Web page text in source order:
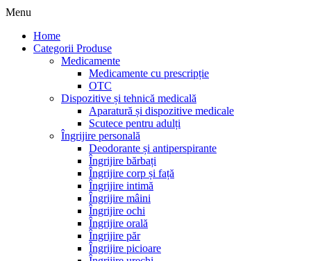
Menu
Home
Categorii Produse
Medicamente
Medicamente cu prescripție
OTC
Dispozitive și tehnică medicală
Aparatură și dispozitive medicale
Scutece pentru adulți
Îngrijire personală
Deodorante și antiperspirante
Îngrijire bărbați
Îngrijire corp și față
Îngrijire intimă
Îngrijire mâini
Îngrijire ochi
Îngrijire orală
Îngrijire păr
Îngrijire picioare